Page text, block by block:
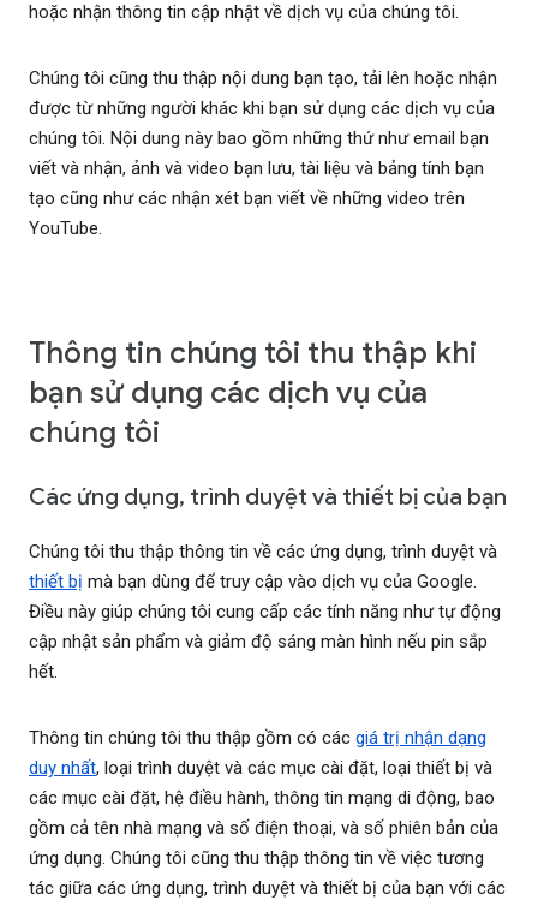
hoặc nhận thông tin cập nhật về dịch vụ của chúng tôi.
Chúng tôi cũng thu thập nội dung bạn tạo, tải lên hoặc nhận
được từ những người khác khi bạn sử dụng các dịch vụ của
chúng tôi. Nội dung này bao gồm những thứ như email bạn
viết và nhận, ảnh và video bạn lưu, tài liệu và bảng tính bạn
tạo cũng như các nhận xét bạn viết về những video trên
YouTube.
Thông tin chúng tôi thu thập khi
bạn sử dụng các dịch vụ của
chúng tôi
Các ứng dụng, trình duyệt và thiết bị của bạn
Chúng tôi thu thập thông tin về các ứng dụng, trình duyệt và
thiết bị mà bạn dùng để truy cập vào dịch vụ của Google.
Điều này giúp chúng tôi cung cấp các tính năng như tự động
cập nhật sản phẩm và giảm độ sáng màn hình nếu pin sắp
hết.
Thông tin chúng tôi thu thập gồm có các giá trị nhận dạng
duy nhất, loại trình duyệt và các mục cài đặt, loại thiết bị và
các mục cài đặt, hệ điều hành, thông tin mạng di động, bao
gồm cả tên nhà mạng và số điện thoại, và số phiên bản của
ứng dụng. Chúng tôi cũng thu thập thông tin về việc tương
tác giữa các ứng dụng, trình duyệt và thiết bị của bạn với các